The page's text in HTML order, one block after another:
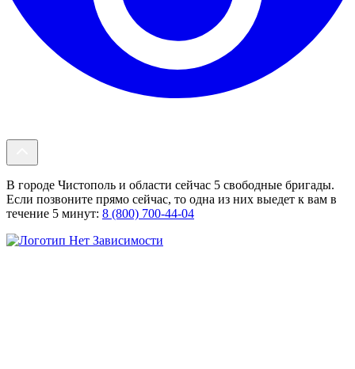
В городе Чистополь и области сейчас 5 свободные бригады.
Если позвоните прямо сейчас, то одна из них выедет к вам в
течение 5 минут: 8 (800) 700-44-04